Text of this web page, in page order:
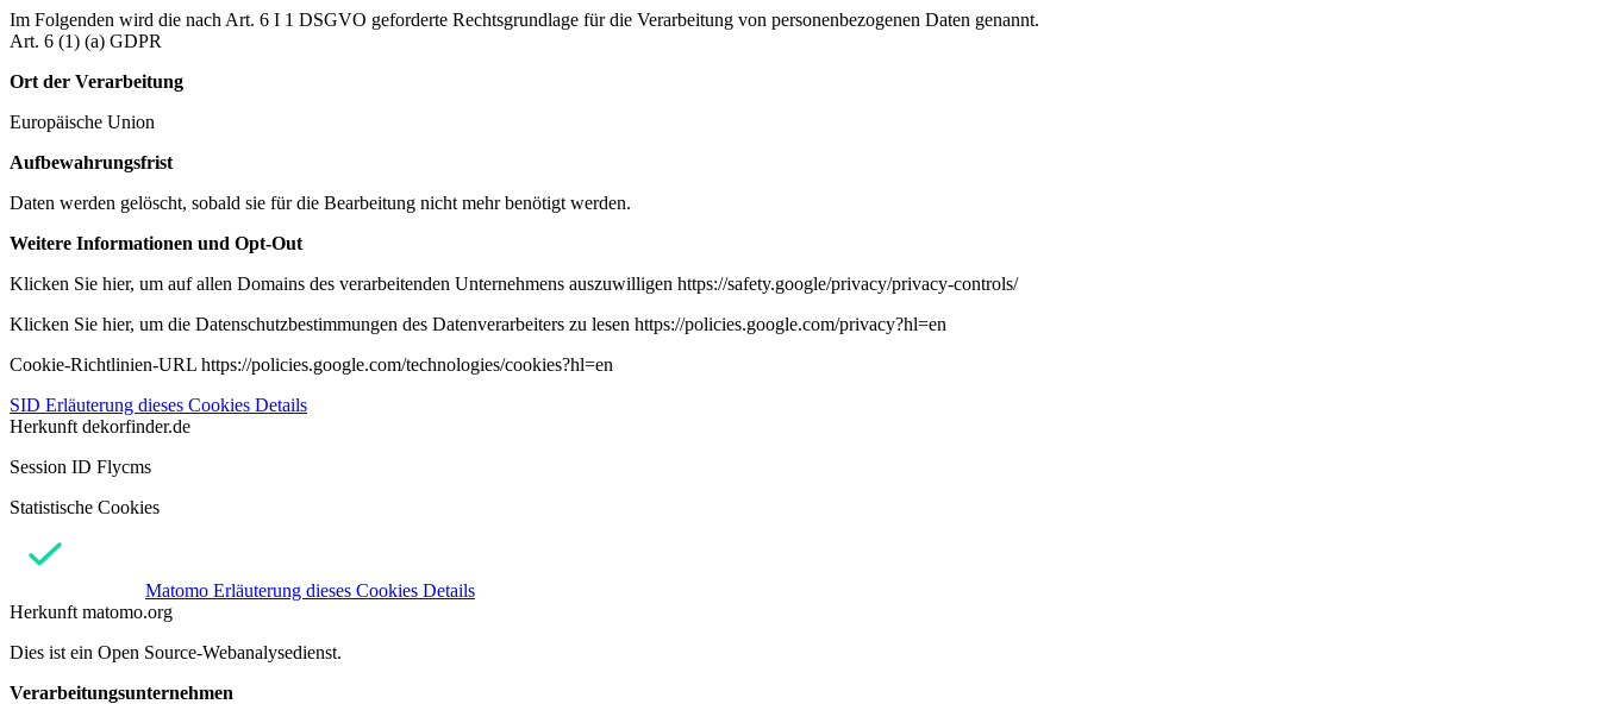
Im Folgenden wird die nach Art. 6 I 1 DSGVO geforderte Rechtsgrundlage für die Verarbeitung von personenbezogenen Daten genannt.
Art. 6 (1) (a) GDPR
Ort der Verarbeitung
Europäische Union
Aufbewahrungsfrist
Daten werden gelöscht, sobald sie für die Bearbeitung nicht mehr benötigt werden.
Weitere Informationen und Opt-Out
Klicken Sie hier, um auf allen Domains des verarbeitenden Unternehmens auszuwilligen https://safety.google/privacy/privacy-controls/
Klicken Sie hier, um die Datenschutzbestimmungen des Datenverarbeiters zu lesen https://policies.google.com/privacy?hl=en
Cookie-Richtlinien-URL https://policies.google.com/technologies/cookies?hl=en
SID Erläuterung dieses Cookies Details
Herkunft dekorfinder.de
Session ID Flycms
Statistische Cookies
Matomo Erläuterung dieses Cookies Details
Herkunft matomo.org
Dies ist ein Open Source-Webanalysedienst.
Verarbeitungsunternehmen